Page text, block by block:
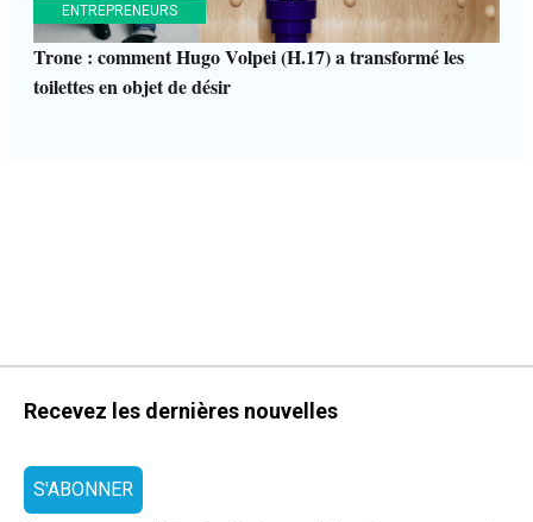
ENTREPRENEURS
Trone : comment Hugo Volpei (H.17) a transformé les
toilettes en objet de désir
Recevez les dernières nouvelles